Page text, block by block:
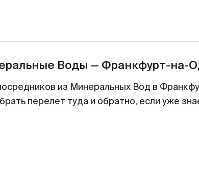
Воды — Франкфурт-на-
из Минеральных Вод в
перелет туда и обратно, если уже